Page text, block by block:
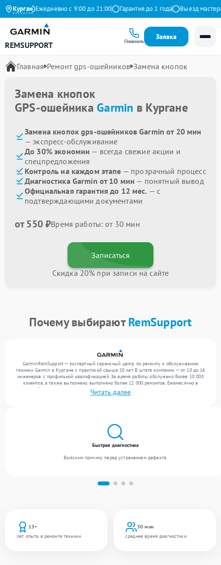
КурганЕжедневно с 9:00 до 21:00 Гарантия до 1 года Выезд мастера
REMSUPPORT Позвонить
Заявка
Главная Ремонт gps-ошейников Замена кнопок
Замена кнопок
GPS-ошейника Garmin в Кургане
Замена кнопок gps-ошейников Garmin от 20 мин
— экспресс-обслуживание
До 30% экономии — всегда свежие акции и
спецпредложения
Контроль на каждом этапе — прозрачный процесс
Диагностика Garmin от 10 мин — понятный вывод
Официальная гарантия до 12 мес. — с
подтверждающими документами
от 550 ₽Время работы: от 30 мин
Записаться
Скидка 20% при записи на сайте
Почему выбираютRemSupport
GarminRemSupport — экспертный сервисный центр по ремонту и обслуживанию
техники Garmin в Кургане с практикой свыше 10 лет. В штате компании — от 10 до 16
инженеров с профильной квалификацией. За время работы обслужено более 10 000
клиентов, а также выполнено выполнено более 12 000 ремонтов. Ежемесячно в
сервисный центр поступает более 300 обращений, включая , , . Мы беремся за задачи
любой сложности и предлагаем стабильный уровень сервиса благодаря отлаженным
Читать далее
13+
лет опыта в ремонте техники
30 мин
среднее время диагностики
Быстрая диагностика
Выясним причину перед устранением дефекта.